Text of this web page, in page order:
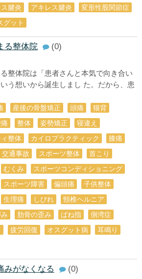
腱炎 アキレス腱炎
変形性股関節症
グット
る整体院
(0)
整体院は「患者さんと本気で向き合い
う想いから誕生しまし た。だから、患
産後の骨盤矯正 頭痛
猫背
整体 姿勢矯正
寝違え
整体 カイロプラクティック
膝痛
交通事故 スポーツ整体
首こり
むくみ
スポーツコンディショニング
スポーツ障害 偏頭痛
子供整体
生理痛 しびれ
頸椎ヘルニア
肋骨の歪み ばね指
側湾症
疲労回復 オスグット病
耳鳴り
みがなくなる
(0)